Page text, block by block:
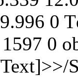
0
0